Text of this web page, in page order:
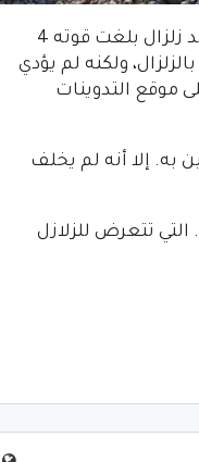
وفي فجر اليوم السبت، كشفت الشبكة الوطنية الكويتية للزلازل، أنه تم رصد زلزال بلغت قوته 4
ولكنه لم يؤدي
موقع التدوينات
به. إلا أنه لم يخلف
التي تتعرض للزلازل